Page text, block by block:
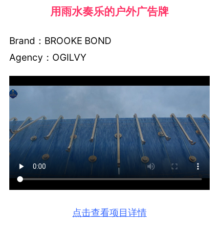
用雨水奏乐的户外广告牌
Brand：BROOKE BOND
Agency：OGILVY
点击查看项目详情